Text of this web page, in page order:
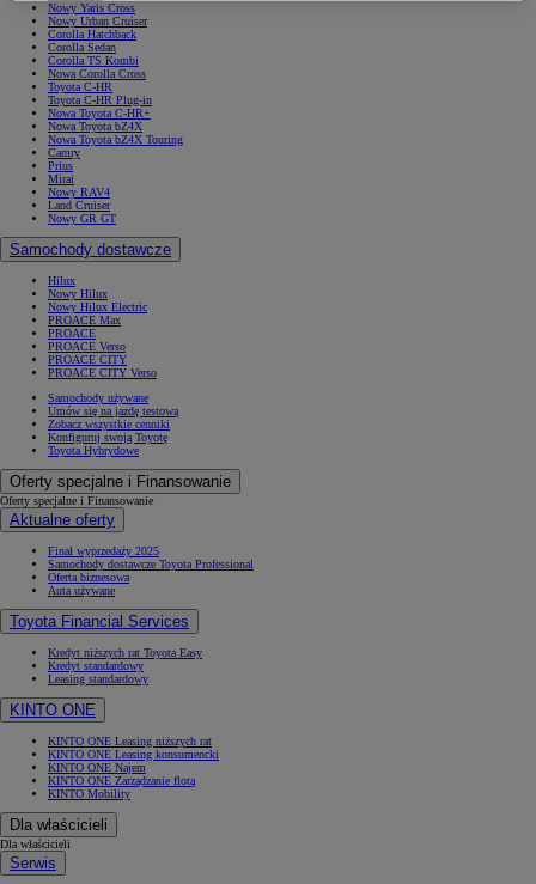
Nowy Yaris Cross
Nowy Urban Cruiser
Corolla Hatchback
Corolla Sedan
Corolla TS Kombi
Nowa Corolla Cross
Toyota C-HR
Toyota C-HR Plug-in
Nowa Toyota C-HR+
Nowa Toyota bZ4X
Nowa Toyota bZ4X Touring
Camry
Prius
Mirai
Nowy RAV4
Land Cruiser
Nowy GR GT
Samochody dostawcze
Hilux
Nowy Hilux
Nowy Hilux Electric
PROACE Max
PROACE
PROACE Verso
PROACE CITY
PROACE CITY Verso
Samochody używane
Umów się na jazdę testową
Zobacz wszystkie cenniki
Konfiguruj swoją Toyotę
Toyota Hybrydowe
Oferty specjalne i Finansowanie
Oferty specjalne i Finansowanie
Aktualne oferty
Finał wyprzedaży 2025
Samochody dostawcze Toyota Professional
Oferta biznesowa
Auta używane
Toyota Financial Services
Kredyt niższych rat Toyota Easy
Kredyt standardowy
Leasing standardowy
KINTO ONE
KINTO ONE Leasing niższych rat
KINTO ONE Leasing konsumencki
KINTO ONE Najem
KINTO ONE Zarządzanie flotą
KINTO Mobility
Dla właścicieli
Dla właścicieli
Serwis